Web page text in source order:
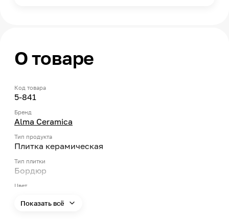
О товаре
Код товара
5-841
Бренд
Alma Ceramica
Тип продукта
Плитка керамическая
Тип плитки
Бордюр
Цвет
Показать всё